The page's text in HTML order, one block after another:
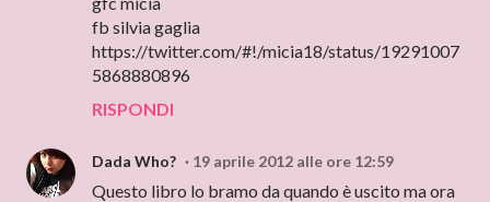
fb silvia gaglia
https://twitter.com/#!/micia18/status/19291007
5868880896
RISPONDI
Dada Who? 19 aprile 2012 alle ore 12:59
Questo libro lo bramo da quando è uscito ma ora